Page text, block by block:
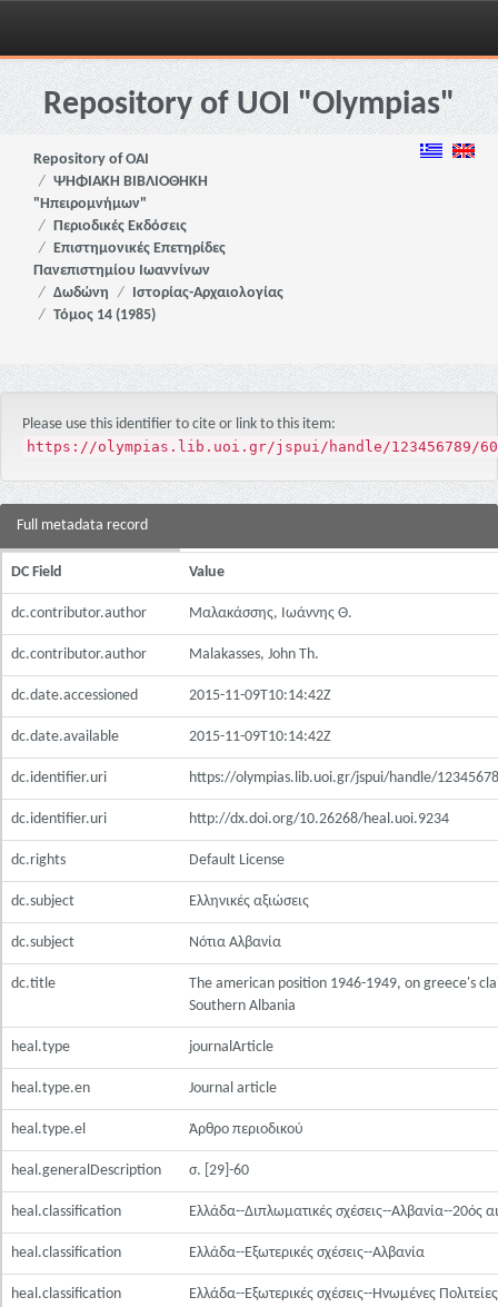
Skip
navigationRepository of UOI "Olympias"
Repository of OAI
ΨΗΦΙΑΚΗ ΒΙΒΛΙΟΘΗΚΗ
"Ηπειρομνήμων"
Περιοδικές Εκδόσεις
Επιστημονικές Επετηρίδες
Πανεπιστημίου Ιωαννίνων
Δωδώνη
Ιστορίας-Αρχαιολογίας
Τόμος 14 (1985)
Please use this identifier to cite or link to this item:
https://olympias.lib.uoi.gr/jspui/handle/123456789/
Full metadata record
DC Field Value
dc.contributor.author Μαλακάσσης, Ιωάννης Θ.
dc.contributor.author Malakasses, John Th.
dc.date.accessioned 2015-11-09T10:14:42Z
dc.date.available 2015-11-09T10:14:42Z
dc.identifier.uri https://olympias.lib.uoi.gr/jspui/handle/
dc.identifier.uri http://dx.doi.org/10.26268/heal.uoi.9234
dc.rights Default License
dc.subject Ελληνικές αξιώσεις
dc.subject Νότια Αλβανία
dc.title
The american position 1946-1949, on greece's
Southern Albania
heal.type journalArticle
heal.type.en Journal article
heal.type.el Άρθρο περιοδικού
heal.generalDescription σ. [29]-60
heal.classification Ελλάδα--Διπλωματικές σχέσεις--Αλβανία--20ός
heal.classification Ελλάδα--Εξωτερικές σχέσεις--Αλβανία
heal.classification
Ελλάδα--Εξωτερικές σχέσεις--Ηνωμένες Πολιτείες